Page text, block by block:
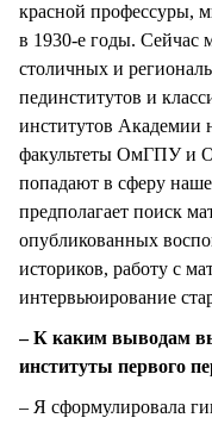
красной профессуры,
в 1930-е годы. Сейчас
столичных и
пединститутов и
институтов Академии
факультеты ОмГПУ и
попадают в сферу
предполагает поиск
опубликованных
историков, работу с
интервьюирование
– К каким выводам
институты первого
– Я сформулировала